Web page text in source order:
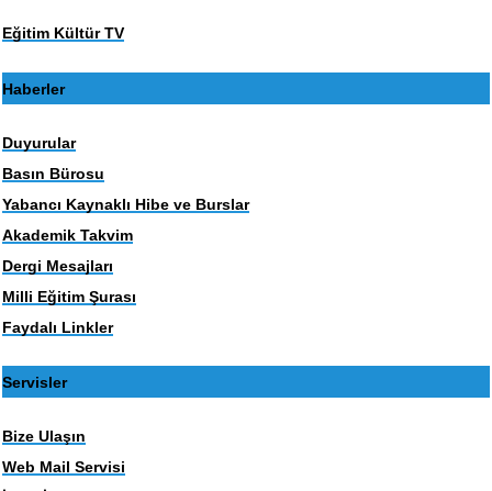
Eğitim Kültür TV
Haberler
Duyurular
Basın Bürosu
Yabancı Kaynaklı Hibe ve Burslar
Akademik Takvim
Dergi Mesajları
Milli Eğitim Şurası
Faydalı Linkler
Servisler
Bize Ulaşın
Web Mail Servisi